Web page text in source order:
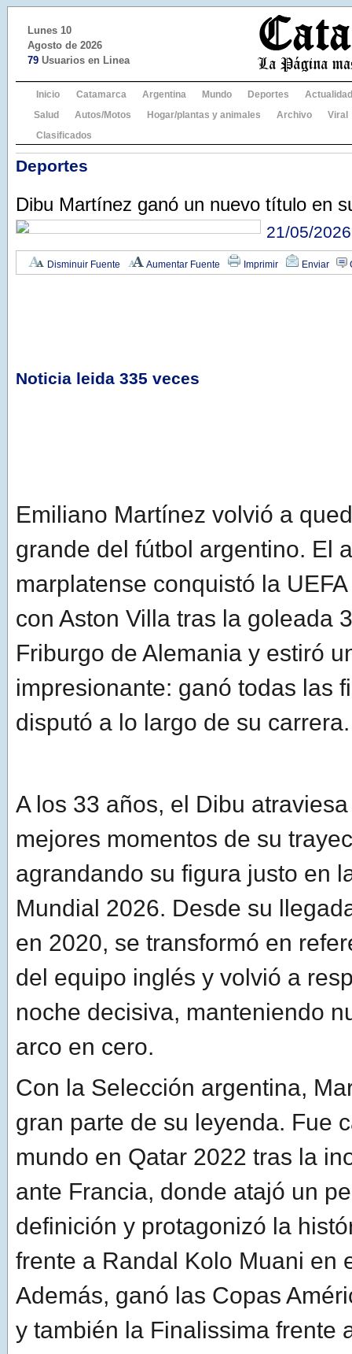
Lunes 10
Agosto de 2026
79 Usuarios en Linea
Inicio Catamarca Argentina Mundo Deportes
Actualidad
Salud
Autos/Motos Hogar/plantas y animales Archivo
Viral
Clasificados
Deportes
Dibu Martínez ganó un nuevo título en
21/05/2026
Disminuir Fuente Aumentar Fuente Imprimir Enviar
Noticia leida 335 veces
Emiliano Martínez volvió a
grande del fútbol argentino. El
marplatense conquistó la
con Aston Villa tras la goleada
Friburgo de Alemania y estiró
impresionante: ganó todas las
disputó a lo largo de su carrera.
A los 33 años, el Dibu
mejores momentos de su
agrandando su figura justo en
Mundial 2026. Desde su
en 2020, se transformó en
del equipo inglés y volvió a
noche decisiva, manteniendo
arco en cero.
Con la Selección argentina,
gran parte de su leyenda. Fue
mundo en Qatar 2022 tras la
ante Francia, donde atajó un
definición y protagonizó la
frente a Randal Kolo Muani en
Además, ganó las Copas
y también la Finalissima frente